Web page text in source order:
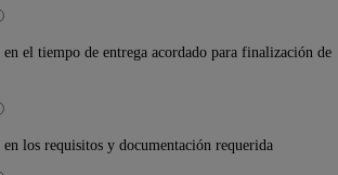
el tiempo de entrega acordado para finalización de
los requisitos y documentación requerida